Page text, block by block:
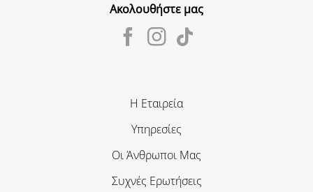
Ακολουθήστε μας
Η Εταιρεία
Υπηρεσίες
Οι Άνθρωποι Μας
Συχνές Ερωτήσεις